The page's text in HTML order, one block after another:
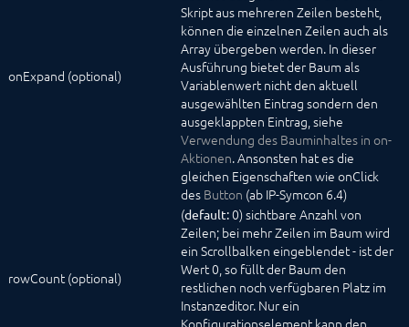
onExpand (optional)
Skript aus mehreren Zeilen besteht,
können die einzelnen Zeilen auch als
Array übergeben werden. In dieser
Ausführung bietet der Baum als
Variablenwert nicht den aktuell
ausgewählten Eintrag sondern den
ausgeklappten Eintrag, siehe
Verwendung des Bauminhaltes in on-
Aktionen. Ansonsten hat es die
gleichen Eigenschaften wie onClick
des Button (ab IP-Symcon 6.4)
rowCount (optional)
(default:0) sichtbare Anzahl von
Zeilen; bei mehr Zeilen im Baum wird
ein Scrollbalken eingeblendet - ist der
Wert 0, so füllt der Baum den
restlichen noch verfügbaren Platz im
Instanzeditor. Nur ein